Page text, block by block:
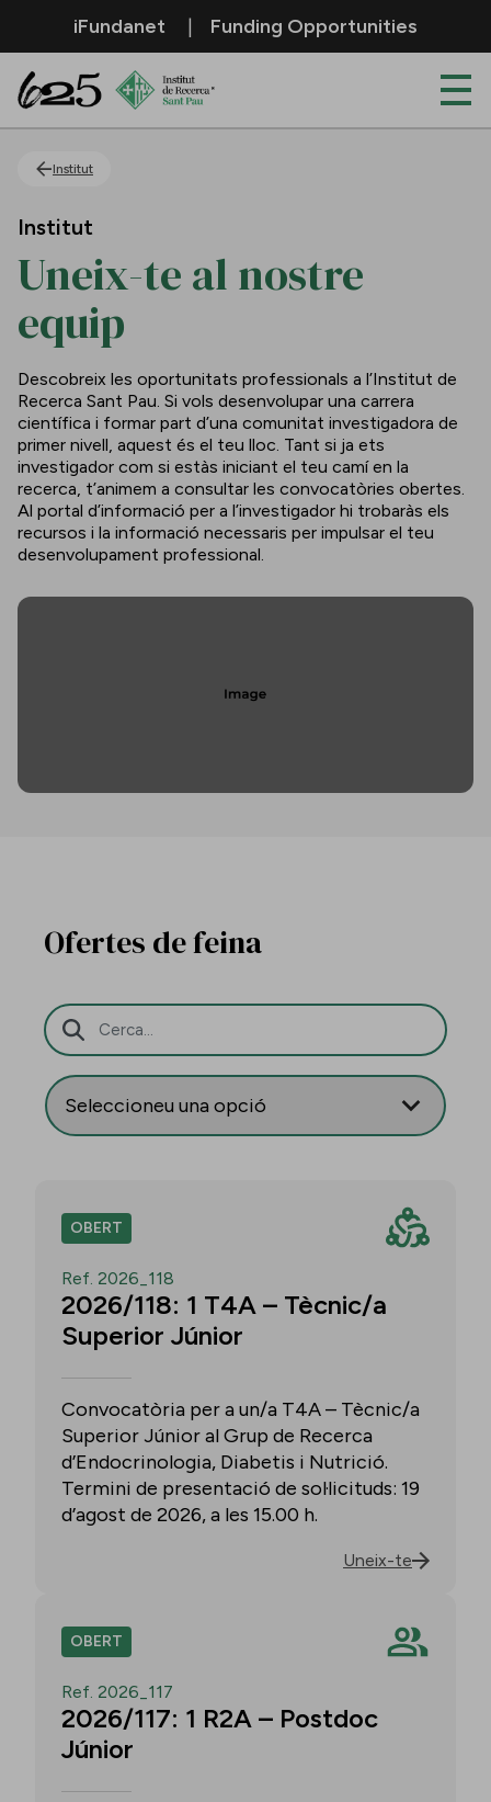
Salta al contingut principal
iFundanet Funding Opportunities
Institut
Institut
Uneix-te al nostre
equip
Descobreix les oportunitats professionals a l’Institut de
Recerca Sant Pau. Si vols desenvolupar una carrera
científica i formar part d’una comunitat investigadora de
primer nivell, aquest és el teu lloc. Tant si ja ets
investigador com si estàs iniciant el teu camí en la
recerca, t’animem a consultar les convocatòries obertes.
Al portal d’informació per a l’investigador hi trobaràs els
recursos i la informació necessaris per impulsar el teu
desenvolupament professional.
Ofertes de feina
Barra de cerca
OBERT
Ref. 2026_118
2026/118: 1 T4A – Tècnic/a
Superior Júnior
Convocatòria per a un/a T4A – Tècnic/a
Superior Júnior al Grup de Recerca
d’Endocrinologia, Diabetis i Nutrició.
Termini de presentació de sol·licituds: 19
d’agost de 2026, a les 15.00 h.
Uneix-te
OBERT
Ref. 2026_117
2026/117: 1 R2A – Postdoc
Júnior